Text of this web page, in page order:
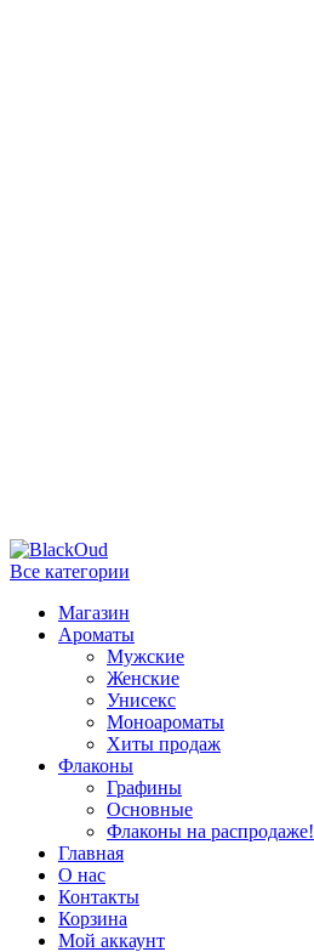
Все категории
Магазин
Ароматы
Мужские
Женские
Унисекс
Моноароматы
Хиты продаж
Флаконы
Графины
Основные
Флаконы на распродаже!
Главная
О нас
Контакты
Корзина
Мой аккаунт